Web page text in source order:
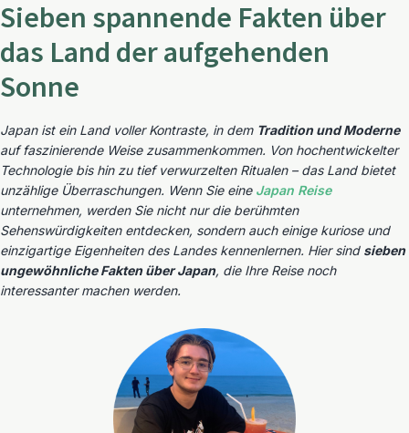
Sieben spannende Fakten über
das Land der aufgehenden
Sonne
Japan ist ein Land voller Kontraste, in dem Tradition und Moderne
auf faszinierende Weise zusammenkommen. Von hochentwickelter
Technologie bis hin zu tief verwurzelten Ritualen – das Land bietet
unzählige Überraschungen. Wenn Sie eine Japan Reise
unternehmen, werden Sie nicht nur die berühmten
Sehenswürdigkeiten entdecken, sondern auch einige kuriose und
einzigartige Eigenheiten des Landes kennenlernen. Hier sind sieben
ungewöhnliche Fakten über Japan, die Ihre Reise noch
interessanter machen werden.